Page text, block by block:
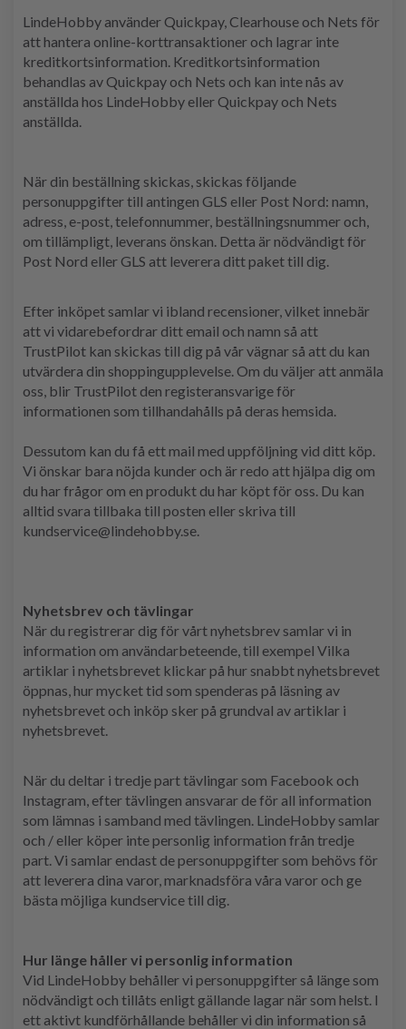
LindeHobby använder Quickpay, Clearhouse och Nets för
att hantera online-korttransaktioner och lagrar inte
kreditkortsinformation. Kreditkortsinformation
behandlas av Quickpay och Nets och kan inte nås av
anställda hos LindeHobby eller Quickpay och Nets
anställda.
När din beställning skickas, skickas följande
personuppgifter till antingen GLS eller Post Nord: namn,
adress, e-post, telefonnummer, beställningsnummer och,
om tillämpligt, leverans önskan. Detta är nödvändigt för
Post Nord eller GLS att leverera ditt paket till dig.
Efter inköpet samlar vi ibland recensioner, vilket innebär
att vi vidarebefordrar ditt email och namn så att
TrustPilot kan skickas till dig på vår vägnar så att du kan
utvärdera din shoppingupplevelse. Om du väljer att anmäla
oss, blir TrustPilot den registeransvarige för
informationen som tillhandahålls på deras hemsida.
Dessutom kan du få ett mail med uppföljning vid ditt köp.
Vi önskar bara nöjda kunder och är redo att hjälpa dig om
du har frågor om en produkt du har köpt för oss. Du kan
alltid svara tillbaka till posten eller skriva till
kundservice@lindehobby.se.
Nyhetsbrev och tävlingar
När du registrerar dig för vårt nyhetsbrev samlar vi in ​​
information om användarbeteende, till exempel Vilka
artiklar i nyhetsbrevet klickar på hur snabbt nyhetsbrevet
öppnas, hur mycket tid som spenderas på läsning av
nyhetsbrevet och inköp sker på grundval av artiklar i
nyhetsbrevet.
När du deltar i tredje part tävlingar som Facebook och
Instagram, efter tävlingen ansvarar de för all information
som lämnas i samband med tävlingen. LindeHobby samlar
och / eller köper inte personlig information från tredje
part. Vi samlar endast de personuppgifter som behövs för
att leverera dina varor, marknadsföra våra varor och ge
bästa möjliga kundservice till dig.
Hur länge håller vi personlig information
Vid LindeHobby behåller vi personuppgifter så länge som
nödvändigt och tillåts enligt gällande lagar när som helst. I
ett aktivt kundförhållande behåller vi din information så